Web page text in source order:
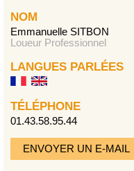
NOM
Emmanuelle SITBON
Loueur Professionnel
LANGUES PARLÉES
TÉLÉPHONE
01.43.58.95.44
ENVOYER UN E-MAIL